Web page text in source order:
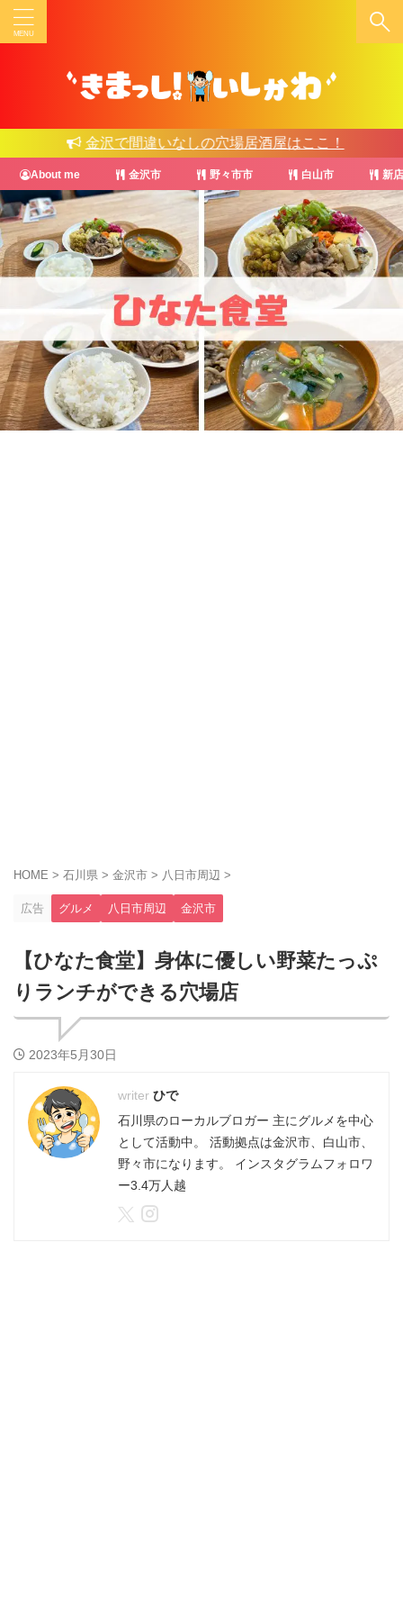
金沢市
野々市市
白山市
ジャンル
ホテル
B級グルメ
パン･サンドイッチ
カフェ
カレー
ハンバーガー
イタリアン
居酒屋
海鮮･寿司
韓国料理
焼肉･肉料理
おでん
オムライス
ラーメン
蕎麦
スイーツ
金沢で間違いなしの穴場居酒屋はここ！
About me 金沢市 野々市市 白山市 新
HOME > 石川県 > 金沢市 > 八日市周辺 >
広告 グルメ 八日市周辺 金沢市
【ひなた食堂】身体に優しい野菜たっぷ
りランチができる穴場店
2023年5月30日
ひで
石川県のローカルブロガー 主にグルメを中心
として活動中。 活動拠点は金沢市、白山市、
野々市になります。 インスタグラムフォロワ
ー3.4万人越